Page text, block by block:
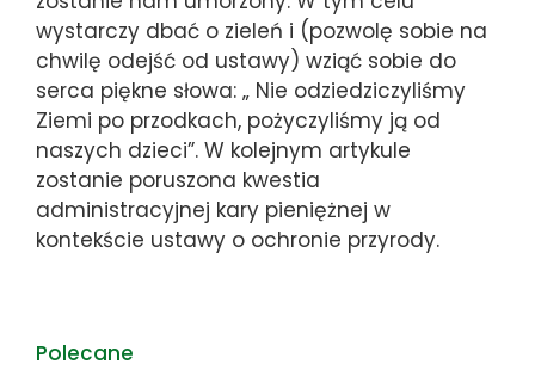
wystarczy dbać o zieleń i (pozwolę sobie na
chwilę odejść od ustawy) wziąć sobie do
serca piękne słowa: „ Nie odziedziczyliśmy
Ziemi po przodkach, pożyczyliśmy ją od
naszych dzieci”. W kolejnym artykule
zostanie poruszona kwestia
administracyjnej kary pieniężnej w
kontekście ustawy o ochronie przyrody.
Polecane